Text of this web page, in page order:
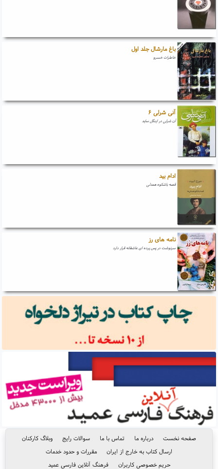
باغ مارشال جلد اول
خاطرات خسرو
آنی شرلی ۶
آن شرلی در اینگل ساید
ادام بید
قصه باشکوه همدلی
نامه های رز
سرنوشت در پس پرده ای عاشقانه قرار دارد
صفحه نخست درباره ما تماس با ما سوالات رایج
وبلاگ کارکنان
ارسال کتاب به خارج از ایران
مقررات و حدود خدمات
حریم خصوصی کاربران
فرهنگ آنلاین فارسی عمید